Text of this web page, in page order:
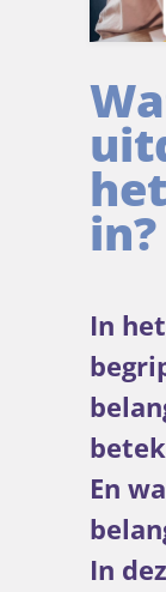
in?
In het
En
In